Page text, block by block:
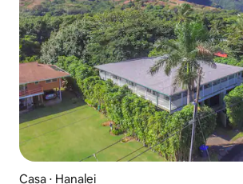
Casa ⋅ Hanalei